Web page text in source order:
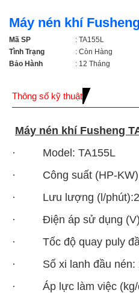
Máy nén khí
Mã SP
: TA155L
Tình Trạng
: Còn Hàng
Bảo Hành
: 12 Tháng
Thông số kỹ thuật
Máy nén khí Fusheng
· Model: TA155L
· Công suất (HP-
· Lưu lượng (l/
· Điện áp sử dụng
· Tốc độ quay puly
· Số xi lanh đầu nén:
· Áp lực làm việc (kg/